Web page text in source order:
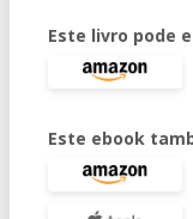
Este livro pode
Este ebook